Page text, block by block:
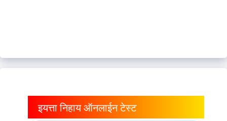
इयत्ता निहाय ऑनलाईन टेस्ट